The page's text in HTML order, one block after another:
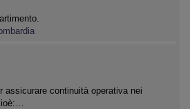
assicurare continuità operativa nei